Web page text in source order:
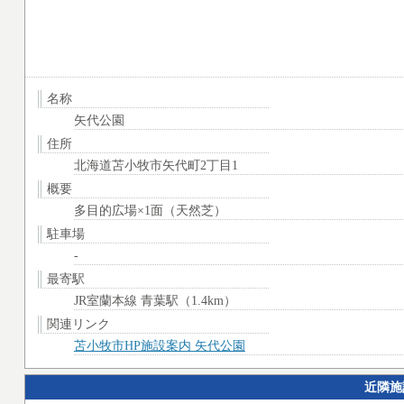
名称
矢代公園
住所
北海道苫小牧市矢代町2丁目1
概要
多目的広場×1面（天然芝）
駐車場
-
最寄駅
JR室蘭本線 青葉駅（1.4km）
関連リンク
苫小牧市HP施設案内 矢代公園
近隣